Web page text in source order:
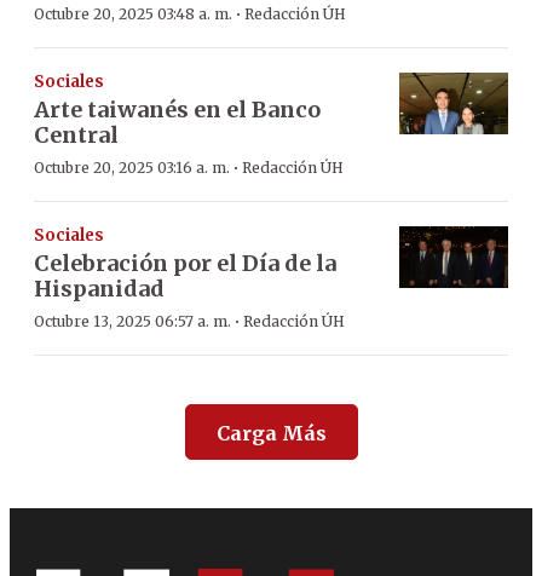
Octubre 20, 2025 03:48 a. m. · Redacción ÚH
Sociales
Arte taiwanés en el Banco
Central
Octubre 20, 2025 03:16 a. m. · Redacción ÚH
Sociales
Celebración por el Día de la
Hispanidad
Octubre 13, 2025 06:57 a. m. · Redacción ÚH
Carga Más